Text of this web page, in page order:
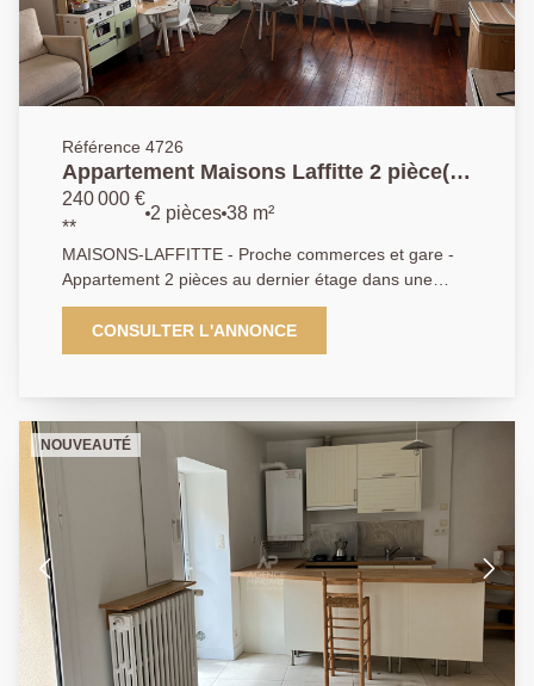
Référence 4726
Appartement Maisons Laffitte 2 pièce(s)
38.81 m2
240 000 €
**
2 pièces 38 m²
MAISONS-LAFFITTE - Proche commerces et gare -
Appartement 2 pièces au dernier étage dans une
petite copropriété calme offrant: Entrée - Séjour -
Cuisine indépendante - Chambre - Salle d'eau - Wc -
Cave, un abri de jardin et un jardin privatif de
CONSULTER L'ANNONCE
NOUVEAUTÉ